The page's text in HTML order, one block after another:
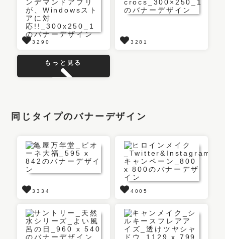
3290 3281
もっと見る
同じタイプのバナーデザイン
3334 4005